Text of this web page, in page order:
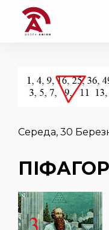
Середа, 30